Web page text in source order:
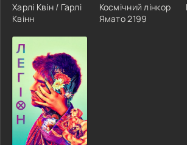
Харлі Квін / Гарлі
Квінн
Космічний лінкор
Ямато 2199